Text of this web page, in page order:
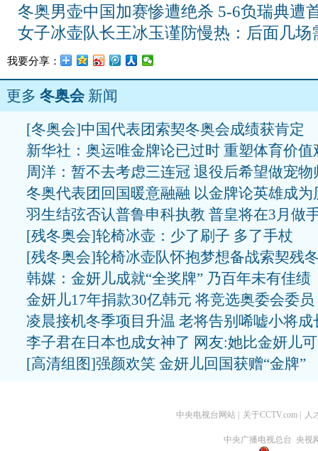
冬奥男壶中国加赛惨遭绝杀 5-6负瑞典遭
女子冰壶队长王冰玉谨防慢热：后面几场
我要分享：
更多 冬奥会新闻
[冬奥会]中国代表团索契冬奥会成绩获肯定
新华社：奥运唯金牌论已过时 重塑体育价值
周洋：暂不去考虑三连冠 退役后希望做宠物
冬奥代表团回国暖意融融 以金牌论英雄成为
羽生结弦否认普鲁申科执教 普皇将在3月做
[残冬奥会]轮椅冰壶：少了刷子 多了手杖
[残冬奥会]轮椅冰壶队怀抱梦想备战索契残
韩媒：金妍儿成就“全奖牌” 乃百年未有佳绩
金妍儿17年捐款30亿韩元 将竞选奥委会委员
凌晨接机冬季项目升温 老将告别唏嘘小将成
李子君在日本也成女神了 网友:她比金妍儿
[高清组图]强颜欢笑 金妍儿回国获赠“金牌”
中央电视台网站 关于CCTV.com 人
中央广播电视总台 央视